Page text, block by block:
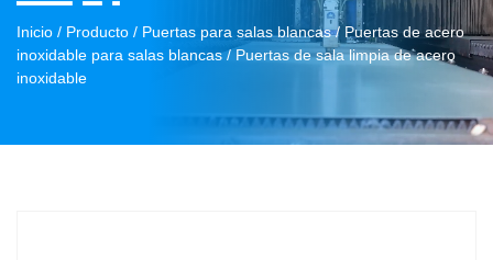
Inicio / Producto / Puertas para salas blancas/ Puertas de acero
inoxidable para salas blancas/ Puertas de sala limpia de acero
inoxidable